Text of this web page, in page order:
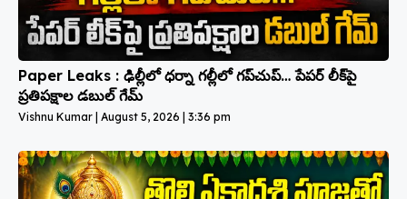
Paper Leaks : ఢిల్లీలో ధర్నా గల్లీలో గప్‌చుప్… పేపర్ లీక్‌పై
ప్రతిపక్షాల డబుల్ గేమ్
Vishnu Kumar August 5, 2026 3:36 pm